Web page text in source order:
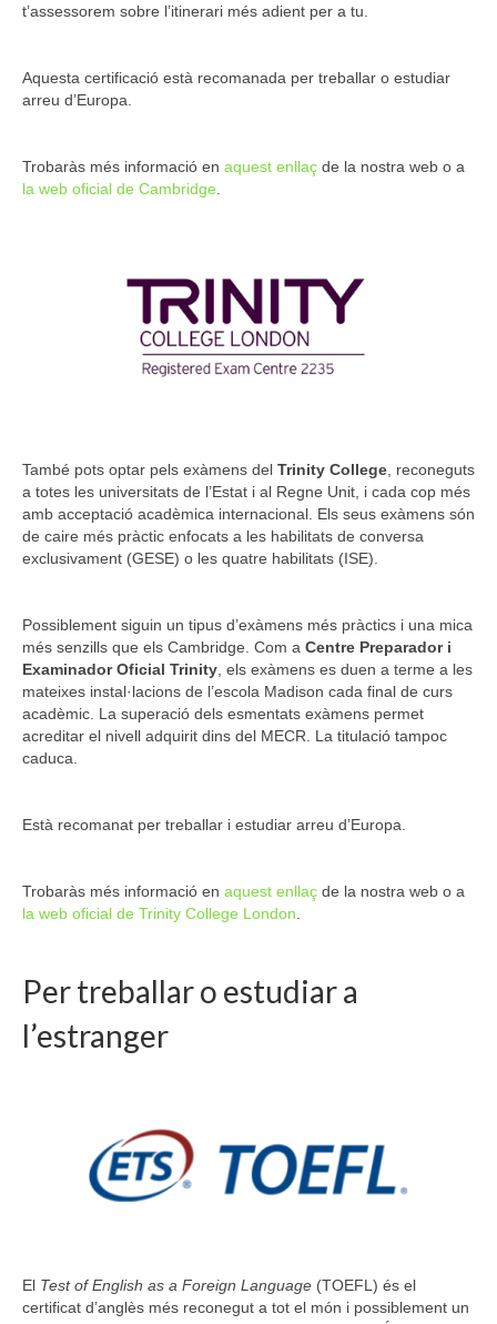
t’assessorem sobre l’itinerari més adient per a tu.
Aquesta certificació està recomanada per treballar o estudiar
arreu d’Europa.
Trobaràs més informació en aquest enllaç de la nostra web o a
la web oficial de Cambridge
També pots optar pels exàmens del Trinity College , reconeguts
a totes les universitats de l’Estat i al Regne Unit, i cada cop més
amb acceptació acadèmica internacional. Els seus exàmens són
de caire més pràctic enfocats a les habilitats de conversa
exclusivament (GESE) o les quatre habilitats (ISE).
Possiblement siguin un tipus d’exàmens més pràctics i una mica
més senzills que els Cambridge. Com a Centre Preparador i
Examinador Oficial Trinity , els exàmens es duen a terme a les
mateixes instal·lacions de l’escola Madison cada final de curs
acadèmic. La superació dels esmentats exàmens permet
acreditar el nivell adquirit dins del MECR. La titulació tampoc
caduca.
Està recomanat per treballar i estudiar arreu d’Europa.
Trobaràs més informació en aquest enllaç de la nostra web o a
la web oficial de Trinity College London
Per treballar o estudiar a
l’estranger
El Test of English as a Foreign Language (TOEFL) és el
certificat d’anglès més reconegut a tot el món i possiblement un